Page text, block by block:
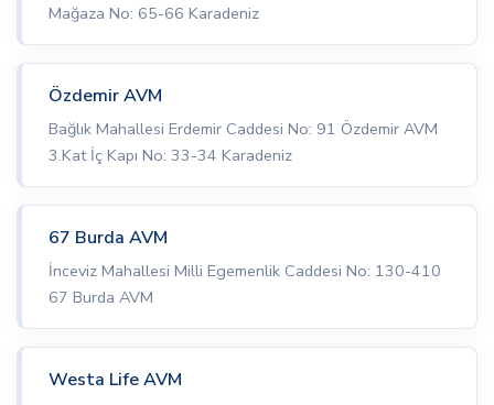
Mağaza No: 65-66 Karadeniz
Özdemir AVM
Bağlık Mahallesi Erdemir Caddesi No: 91 Özdemir AVM
3.Kat İç Kapı No: 33-34 Karadeniz
67 Burda AVM
İnceviz Mahallesi Milli Egemenlik Caddesi No: 130-410
67 Burda AVM
Westa Life AVM